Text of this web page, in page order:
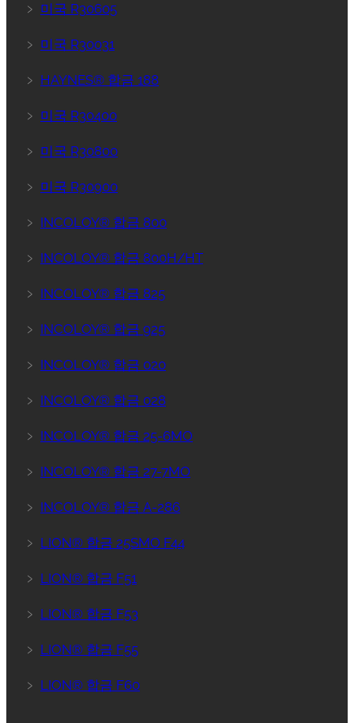
﹥ 미국 R30605
﹥ 미국 R30031
﹥ HAYNES® 합금 188
﹥ 미국 R30400
﹥ 미국 R30800
﹥ 미국 R30900
﹥ INCOLOY® 합금 800
﹥ INCOLOY® 합금 800H/HT
﹥ INCOLOY® 합금 825
﹥ INCOLOY® 합금 925
﹥ INCOLOY® 합금 020
﹥ INCOLOY® 합금 028
﹥ INCOLOY® 합금 25-6MO
﹥ INCOLOY® 합금 27-7MO
﹥ INCOLOY® 합금 A-286
﹥ LION® 합금 25SMO F44
﹥ LION® 합금 F51
﹥ LION® 합금 F53
﹥ LION® 합금 F55
﹥ LION® 합금 F60